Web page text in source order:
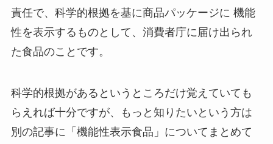
責任で、科学的根拠を基に商品パッケージに 機能
性を表示するものとして、消費者庁に届け出られ
た食品のことです。
科学的根拠があるというところだけ覚えていても
らえれば十分ですが、もっと知りたいという方は
別の記事に「機能性表示食品」についてまとめて